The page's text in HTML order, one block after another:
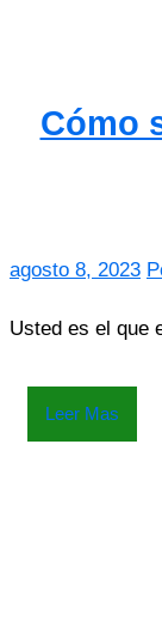
Cómo
agosto 8, 2023
Usted es el que
Leer Mas